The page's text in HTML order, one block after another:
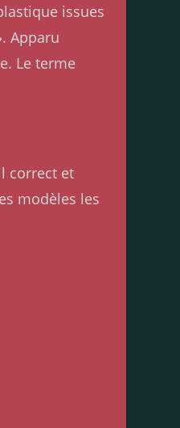
issues
Apparu
Le terme
correct et
modèles les